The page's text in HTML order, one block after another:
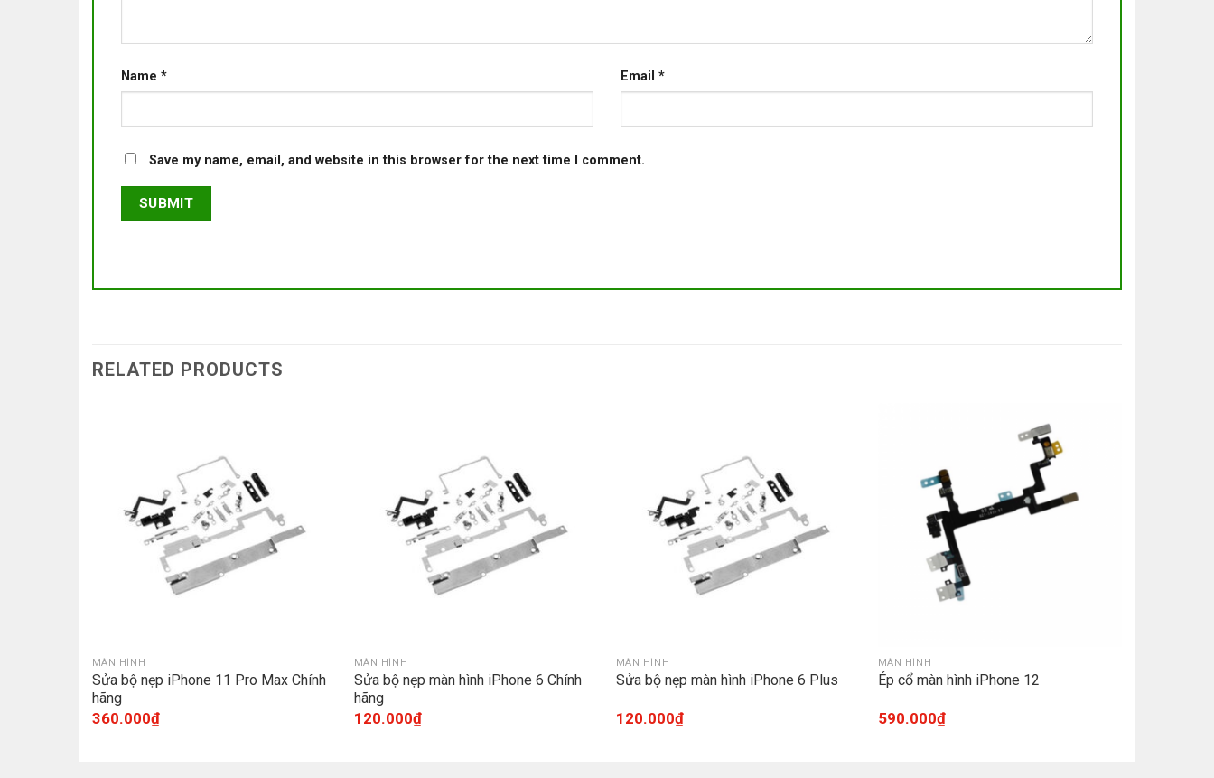
Name * Email *
Save my name, email, and website in this browser for the next time I comment.
RELATED PRODUCTS
MÀN HÌNH
Sửa bộ nẹp iPhone 11 Pro Max Chính
hãng
360.000₫
MÀN HÌNH
Sửa bộ nẹp màn hình iPhone 6 Chính
hãng
120.000₫
MÀN HÌNH
Sửa bộ nẹp màn hình iPhone 6 Plus
120.000₫
MÀN HÌNH
Ép cổ màn hình iPhone 12
590.000₫